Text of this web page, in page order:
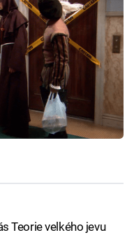
Teorie velkého jevu